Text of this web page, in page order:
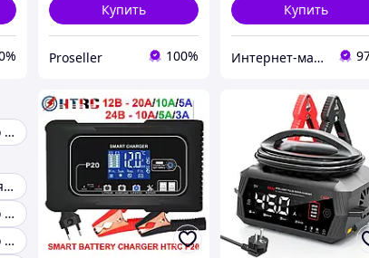
Купить
Proseller 100%
Купить
Интернет-магазин "МегаОптЗапчасти"
Зарядное устройство для аккумулятора авто
Зарядка для аккумуляторов lifepo4
Зарядное устройство батареек
Зарядное устройство для гелевых АКБ